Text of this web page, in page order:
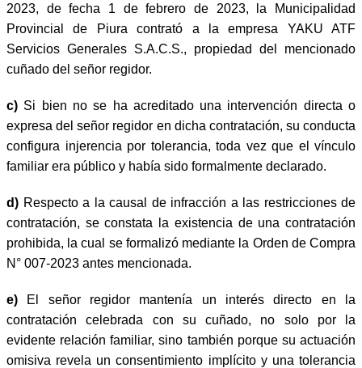
2023, de fecha 1 de febrero de 2023, la Municipalidad
Provincial de Piura contrató a la empresa YAKU ATF
Servicios Generales S.A.C.S., propiedad del mencionado
cuñado del señor regidor.
c) Si bien no se ha acreditado una intervención directa o
expresa del señor regidor en dicha contratación, su conducta
configura injerencia por tolerancia, toda vez que el vínculo
familiar era público y había sido formalmente declarado.
d) Respecto a la causal de infracción a las restricciones de
contratación, se constata la existencia de una contratación
prohibida, la cual se formalizó mediante la Orden de Compra
N° 007-2023 antes mencionada.
e) El señor regidor mantenía un interés directo en la
contratación celebrada con su cuñado, no solo por la
evidente relación familiar, sino también porque su actuación
omisiva revela un consentimiento implícito y una tolerancia